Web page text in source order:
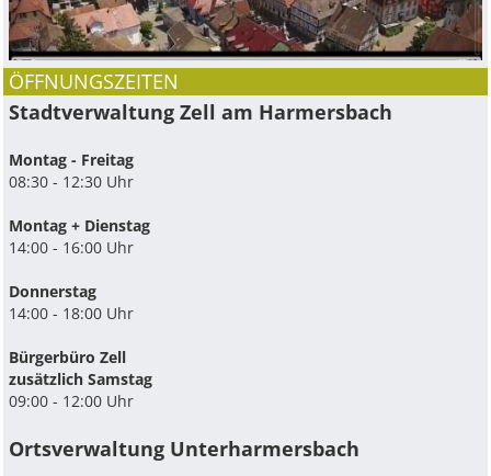
ÖFFNUNGSZEITEN
Stadtverwaltung Zell am Harmersbach
Montag - Freitag
08:30 - 12:30 Uhr
Montag + Dienstag
14:00 - 16:00 Uhr
Donnerstag
14:00 - 18:00 Uhr
Bürgerbüro Zell
zusätzlich Samstag
09:00 - 12:00 Uhr
Ortsverwaltung Unterharmersbach